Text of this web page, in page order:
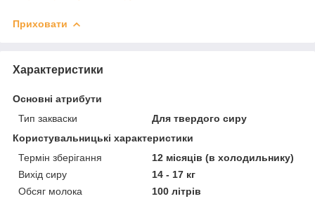
Приховати
Характеристики
Основні атрибути
Тип закваски
Для твердого сиру
Користувальницькі характеристики
Термін зберігання
12 місяців (в холодильнику)
Вихід сиру
14 - 17 кг
Обсяг молока
100 літрів